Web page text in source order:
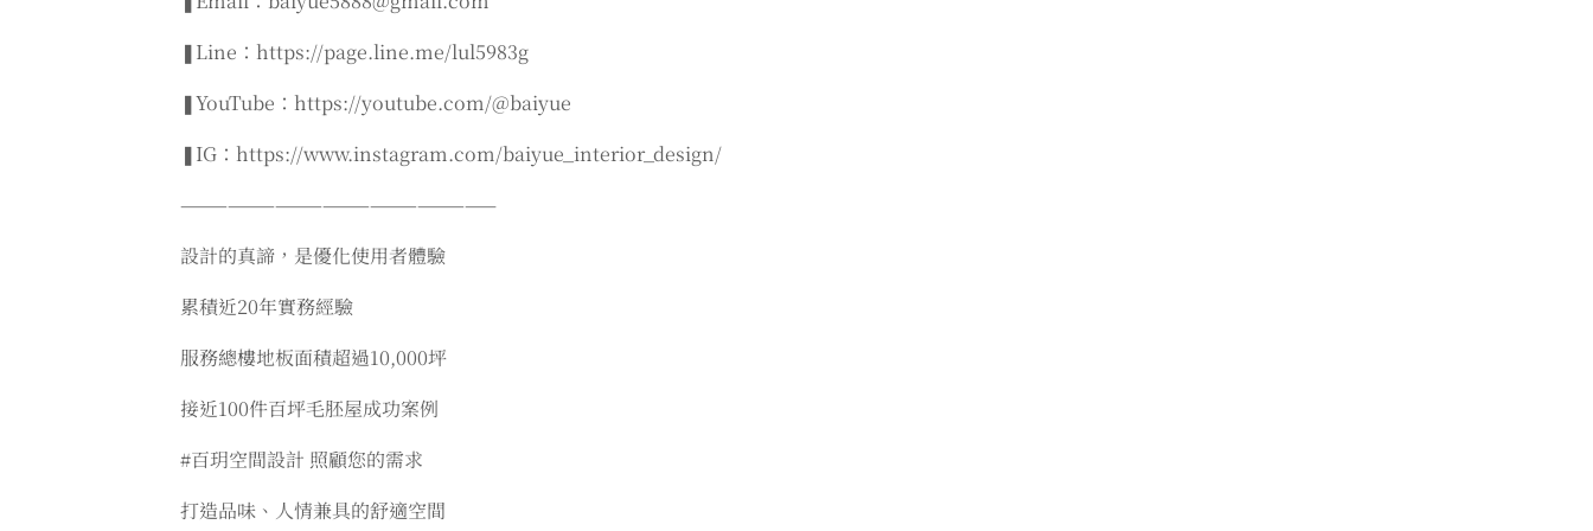
❚Line：https://page.line.me/lul5983g
❚YouTube：https://youtube.com/@baiyue
❚IG：https://www.instagram.com/baiyue_interior_design/
————————————————————
設計的真諦，是優化使用者體驗
累積近20年實務經驗
服務總樓地板面積超過10,000坪
接近100件百坪毛胚屋成功案例
#百玥空間設計 照顧您的需求
打造品味、人情兼具的舒適空間